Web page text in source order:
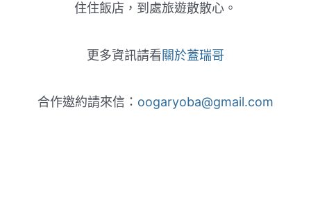
住住飯店，到處旅遊散散心。
更多資訊請看關於蓋瑞哥
合作邀約請來信： oogaryoba@gmail.com